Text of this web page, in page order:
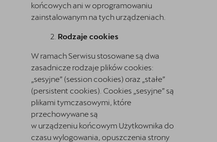
końcowych ani w oprogramowaniu
zainstalowanym na tych urządzeniach.
Rodzaje cookies
W ramach Serwisu stosowane są dwa
zasadnicze rodzaje plików cookies:
„sesyjne” (session cookies) oraz „stałe”
(persistent cookies). Cookies „sesyjne” są
plikami tymczasowymi, które
przechowywane są
w urządzeniu końcowym Użytkownika do
czasu wylogowania, opuszczenia strony